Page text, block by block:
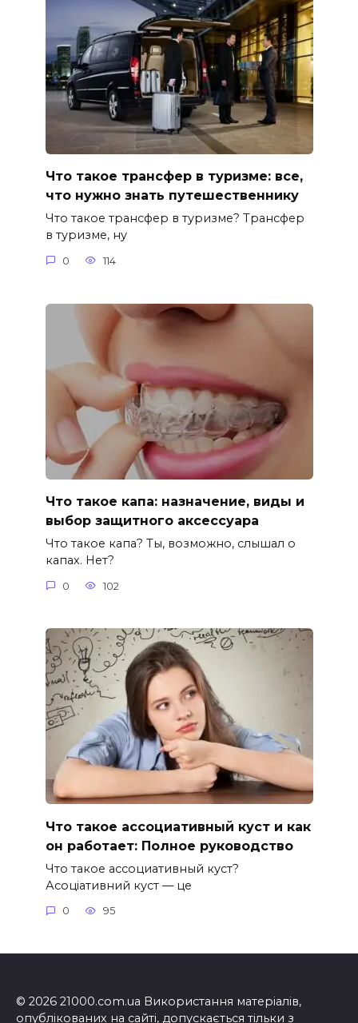
Что такое трансфер в туризме: все,
что нужно знать путешественнику
Что такое трансфер в туризме? Трансфер
в туризме, ну
0 114
Что такое капа: назначение, виды и
выбор защитного аксессуара
Что такое капа? Ты, возможно, слышал о
капах. Нет?
0 102
Что такое ассоциативный куст и как
он работает: Полное руководство
Что такое ассоциативный куст?
Асоціативний куст — це
0 95
© 2026 21000.com.ua Використання матеріалів,
опублікованих на сайті, допускається тільки з